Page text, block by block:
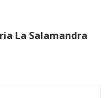
La Salamandra